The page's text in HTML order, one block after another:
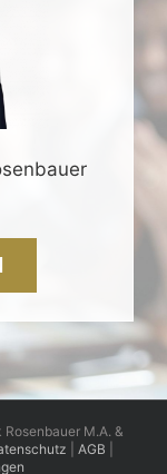
M.A. &
AGB